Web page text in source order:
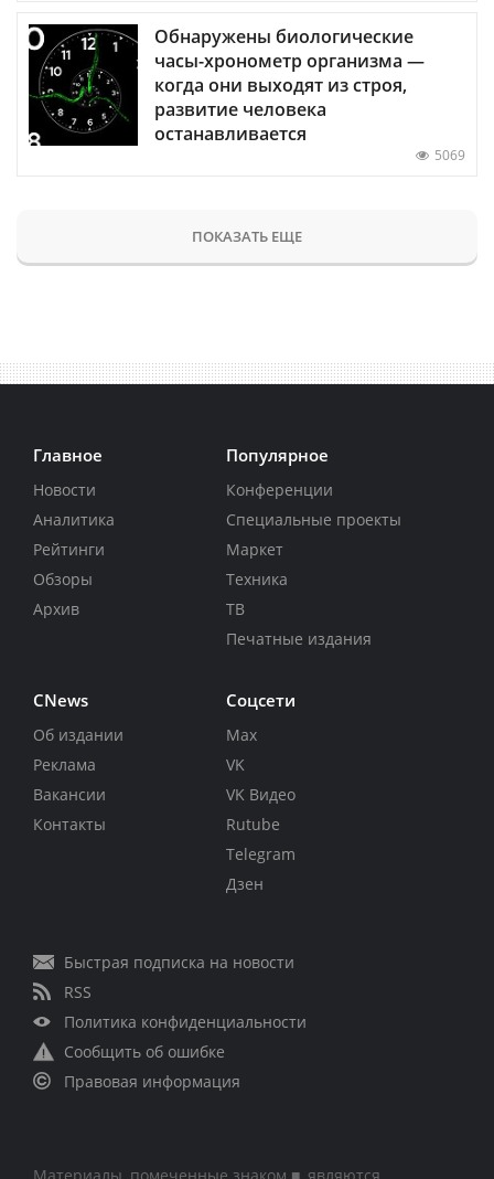
Обнаружены биологические
часы-хронометр организма —
когда они выходят из строя,
развитие человека
останавливается
5069
ПОКАЗАТЬ ЕЩЕ
Главное
Новости
Аналитика
Рейтинги
Обзоры
Архив
Популярное
Конференции
Специальные проекты
Маркет
Техника
ТВ
Печатные издания
CNews
Об издании
Реклама
Вакансии
Контакты
Соцсети
Max
VK
VK Видео
Rutube
Telegram
Дзен
Быстрая подписка на новости
RSS
Политика конфиденциальности
Сообщить об ошибке
Правовая информация